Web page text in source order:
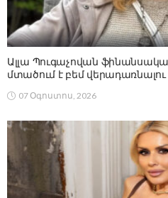
Ալլա Պուգաչովան
մտածում է բեմ
07 Օգոստոս, 2026